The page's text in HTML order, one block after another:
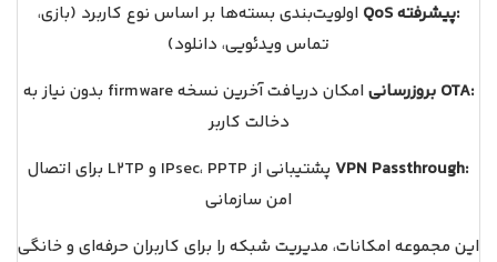
QoS پیشرفته:
اولویت‌بندی بسته‌ها بر اساس نوع کاربرد (بازی،
تماس ویدئویی، دانلود)
بروز‌رسانی OTA:
امکان دریافت آخرین نسخه firmware بدون نیاز به
دخالت کاربر
VPN Passthrough:
پشتیبانی از IPsec، PPTP و L2TP برای اتصال
امن سازمانی
این مجموعه امکانات، مدیریت شبکه را برای کاربران حرفه‌ای و خانگی